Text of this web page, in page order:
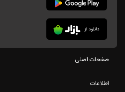
صفحات اصلی
اطلاعات